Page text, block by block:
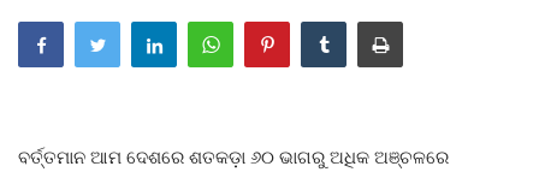
E-paper
ବର୍ତ୍ତମାନ ଆମ ଦେଶରେ ଶତକଡ଼ା ୬୦ ଭାଗରୁ ଅଧିକ ଅଞ୍ଚଳରେ